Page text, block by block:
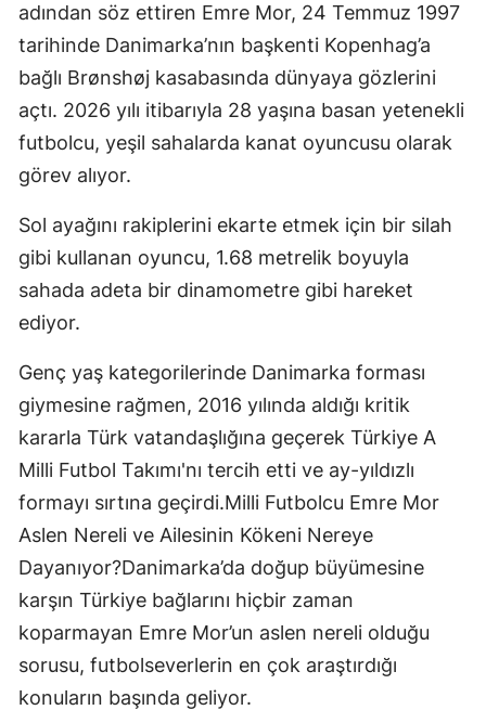
adından söz ettiren Emre Mor, 24 Temmuz 1997
tarihinde Danimarka’nın başkenti Kopenhag’a
bağlı Brønshøj kasabasında dünyaya gözlerini
açtı. 2026 yılı itibarıyla 28 yaşına basan yetenekli
futbolcu, yeşil sahalarda kanat oyuncusu olarak
görev alıyor.
Sol ayağını rakiplerini ekarte etmek için bir silah
gibi kullanan oyuncu, 1.68 metrelik boyuyla
sahada adeta bir dinamometre gibi hareket
ediyor.
Genç yaş kategorilerinde Danimarka forması
giymesine rağmen, 2016 yılında aldığı kritik
kararla Türk vatandaşlığına geçerek Türkiye A
Milli Futbol Takımı'nı tercih etti ve ay-yıldızlı
formayı sırtına geçirdi.Milli Futbolcu Emre Mor
Aslen Nereli ve Ailesinin Kökeni Nereye
Dayanıyor?Danimarka’da doğup büyümesine
karşın Türkiye bağlarını hiçbir zaman
koparmayan Emre Mor’un aslen nereli olduğu
sorusu, futbolseverlerin en çok araştırdığı
konuların başında geliyor.